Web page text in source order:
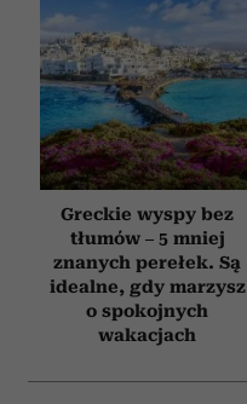
Greckie wyspy bez
tłumów – 5 mniej
znanych perełek. Są
idealne, gdy marzysz
o spokojnych
wakacjach